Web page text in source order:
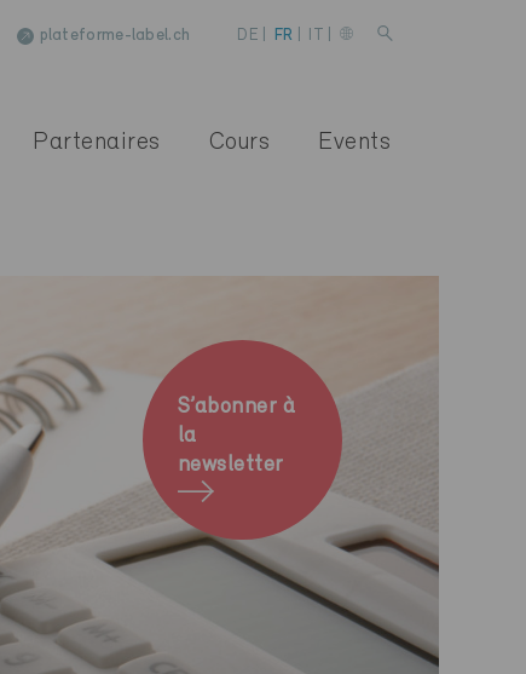
plateforme-label.ch DE FR
Partenaires Cours Events
S’abonner à
la
newsletter